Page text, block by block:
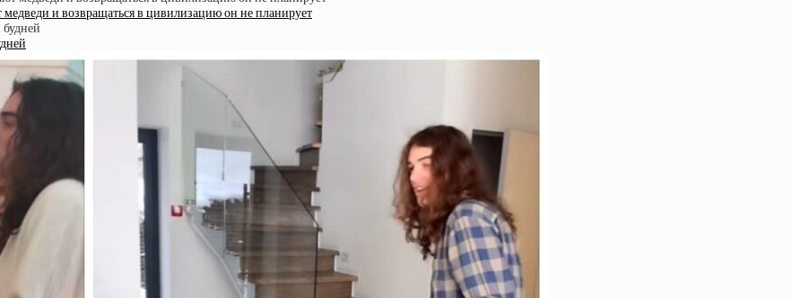
и возвращаться в цивилизацию он не планирует